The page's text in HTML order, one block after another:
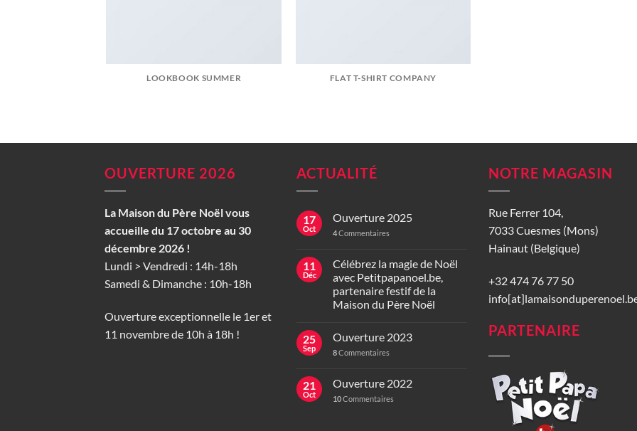
LOOKBOOK SUMMER FLAT T-SHIRT COMPANY
OUVERTURE 2026
La Maison du Père Noël vous
accueille du 17 octobre au 30
décembre 2026 !
Lundi > Vendredi : 14h-18h
Samedi & Dimanche : 10h-18h
Ouverture exceptionnelle le 1er et
11 novembre de 10h à 18h !
ACTUALITÉ
17
Oct
Ouverture 2025
4Commentaires
11
Déc
Célébrez la magie de Noël
avec Petitpapanoel.be,
partenaire festif de la
Maison du Père Noël
25
Sep
Ouverture 2023
8Commentaires
21
Oct
Ouverture 2022
10Commentaires
NOTRE MAGASIN
Rue Ferrer 104,
7033 Cuesmes (Mons)
Hainaut (Belgique)
+32 474 76 77 50
PARTENAIRE